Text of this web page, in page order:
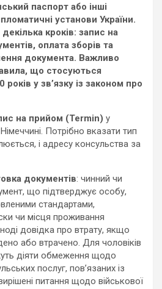
паспорт або інші
установи України.
кроків: запис на
оплата зборів та
документа. Важливо
що стосуються
років у зв’язку із законом про
на прийом (Termin) у
Потрібно вказати тип
і адресу консульства за
документів: чинний чи
що підтверджує особу,
стандартами,
чи місця проживання
довідка про втрату, якщо
або втрачено. Для чоловіків
діяти обмеження щодо
послуг, пов’язаних із
питання щодо військової